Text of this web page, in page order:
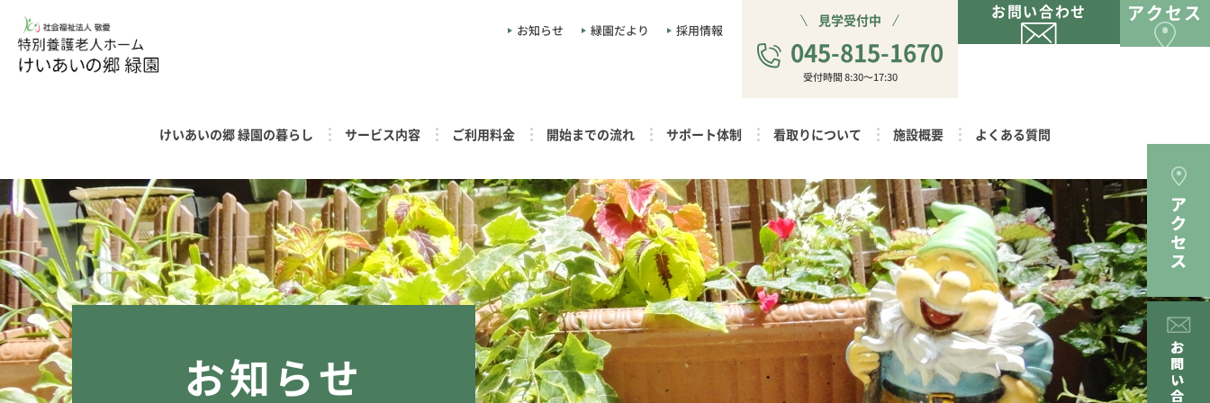
お知らせ 緑園だより 採用情報
見学受付中
045-815-1670
受付時間 8:30〜17:30
お問い合わせ アクセス
けいあいの郷 緑園の暮らし サービス内容 ご利用料金 開始までの流れ サポート体制 看取りについて 施設概要 よくある質問
お知らせ